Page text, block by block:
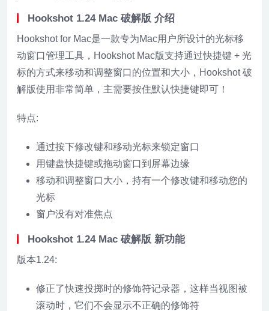
Hookshot 1.24 Mac 破解版 介绍
Hookshot for Mac是一款专为Mac用户所设计的光标移
动窗口管理工具，Hookshot Mac版支持通过快捷键 + 光
标的方式来移动和调整窗口的位置和大小，Hookshot 破
解版使用非常简单，主需要按住默认快捷键即可！
特点:
通过按下修改键和移动光标来锁定窗口
用键盘快捷键或拖动窗口到屏幕边缘
移动和调整窗口大小，持有一个修改键和移动您的
光标
窗户没有对准焦点
Hookshot 1.24 Mac 破解版 新功能
版本1.24:
修正了快速投掷时的修饰符记录器，这样当视图被
滚动时，它们不会显示不正确的修饰符